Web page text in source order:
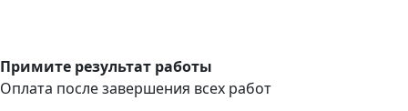
Примите результат работы
Оплата после завершения всех работ